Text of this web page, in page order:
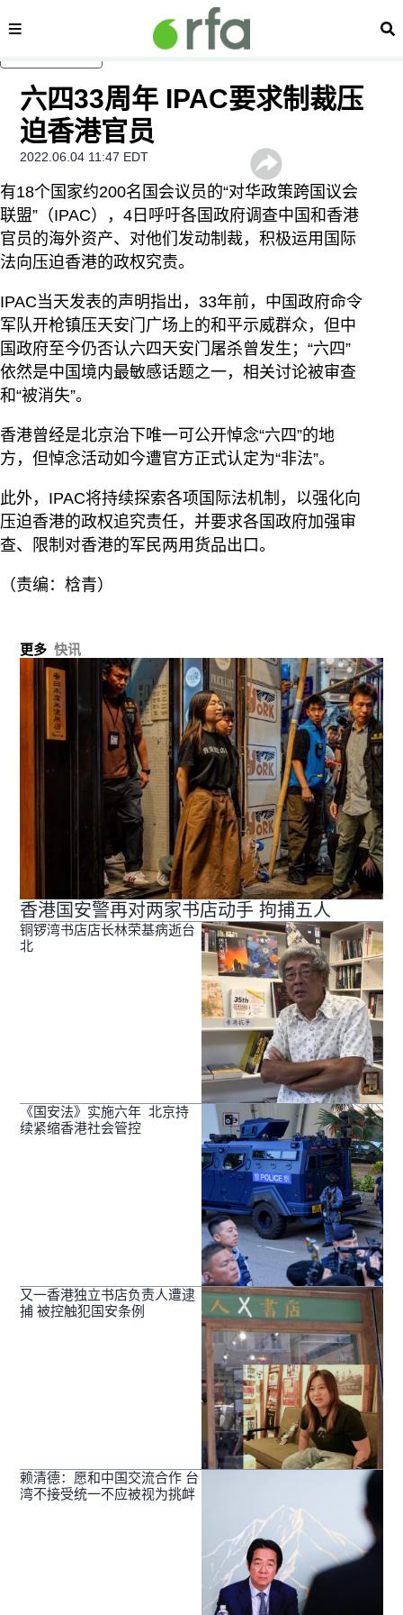
内容分类 搜
六四33周年 IPAC要求制裁压
迫香港官员
2022.06.04 11:47 EDT
有18个国家约200名国会议员的“对华政策跨国议会
联盟”（IPAC），4日呼吁各国政府调查中国和香港
官员的海外资产、对他们发动制裁，积极运用国际
法向压迫香港的政权究责。
IPAC当天发表的声明指出，33年前，中国政府命令
军队开枪镇压天安门广场上的和平示威群众，但中
国政府至今仍否认六四天安门屠杀曾发生；“六四”
依然是中国境内最敏感话题之一，相关讨论被审查
和“被消失”。
香港曾经是北京治下唯一可公开悼念“六四”的地
方，但悼念活动如今遭官方正式认定为“非法”。
此外，IPAC将持续探索各项国际法机制，以强化向
压迫香港的政权追究责任，并要求各国政府加强审
查、限制对香港的军民两用货品出口。
（责编：梒青）
更多 快讯
香港国安警再对两家书店动手 拘捕五人
铜锣湾书店店长林荣基病逝台
北
《国安法》实施六年 北京持
续紧缩香港社会管控
又一香港独立书店负责人遭逮
捕 被控触犯国安条例
赖清德：愿和中国交流合作 台
湾不接受统一不应被视为挑衅